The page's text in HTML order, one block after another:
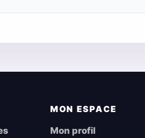
MON ESPACE
Mon profil